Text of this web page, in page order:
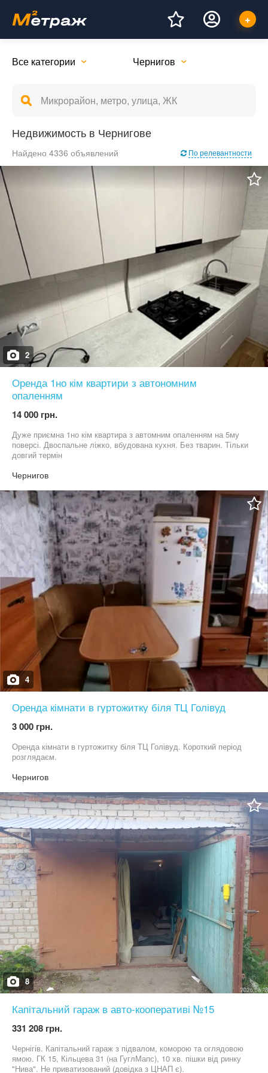
Все категории Чернигов
Недвижимость в Чернигове
Найдено 4336 объявлений По релевантности
2
Оренда 1но кім квартири з автономним
опаленням
14 000 грн.
Дуже приємна 1но кім квартира з автомним опаленням на 5му
поверсі. Двоспальне ліжко, вбудована кухня. Без тварин. Тільки
довгий термін
Чернигов
4
Оренда кімнати в гуртожитку біля ТЦ Голівуд
3 000 грн.
Оренда кімнати в гуртожитку біля ТЦ Голівуд. Короткий період
розглядаєм.
Чернигов
8
Капітальний гараж в авто-кооперативі №15
331 208 грн.
Чернігів. Капітальний гараж з підвалом, коморою та оглядовою
ямою. ГК 15, Кільцева 31 (на ГуглМапс), 10 хв. пішки від ринку
"Нива". Не приватизований (довідка з ЦНАП є).